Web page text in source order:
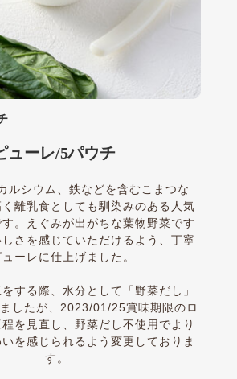
ューレ/5パウチ
ルシウム、鉄などを含むこまつな
離乳食としても馴染みのある人気
。えぐみが出がちな葉物野菜です
さを感じていただけるよう、丁寧
ーレに仕上げました。
する際、水分として「野菜だし」
したが、2023/01/25賞味期限のロ
を見直し、野菜だし不使用でより
を感じられるよう変更しておりま
す。